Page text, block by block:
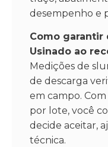
desempenho e
Como garantir
Usinado ao
Medições de
de descarga
em campo.
por lote, você
decide aceitar,
técnica.